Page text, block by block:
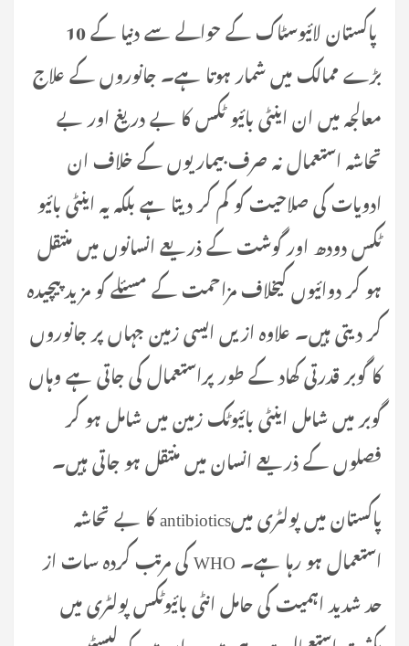
پاکستان لائیوسٹاک کے حوالے سے دنیا کے 10
بڑے ممالک میں شمار ہوتا ہے۔ جانوروں کے علاج
معالجہ میں ان اینٹی بائیو ٹکس کا بے دریغ اور بے
تحاشہ استعمال نہ صرف بیماریوں کے خلاف ان
ادویات کی صلاحیت کو کم کر دیتا ہے بلکہ یہ اینٹی بائیو
ٹکس دودھ اور گوشت کے ذریعے انسانوں میں منتقل
ہو کر دوائیوں کیخلاف مزاحمت کے مسئلے کو مزید پیچیدہ
کر دیتی ہیں۔ علاوہ ازیں ایسی زمین جہاں پر جانوروں
کا گوبر قدرتی کھاد کے طور پراستعمال کی جاتی ہے وہاں
گوبر میں شامل اینٹی بائیوٹک زمین میں شامل ہو کر
فصلوں کے ذریعے انسان میں منتقل ہو جاتی ہیں۔
پاکستان میں پولٹری میںantibiotics کا بے تحاشہ
استعمال ہو رہا ہے۔ WHO کی مرتب کردہ سات از
حد شدید اہمیت کی حامل انٹی بائیوٹکس پولٹری میں